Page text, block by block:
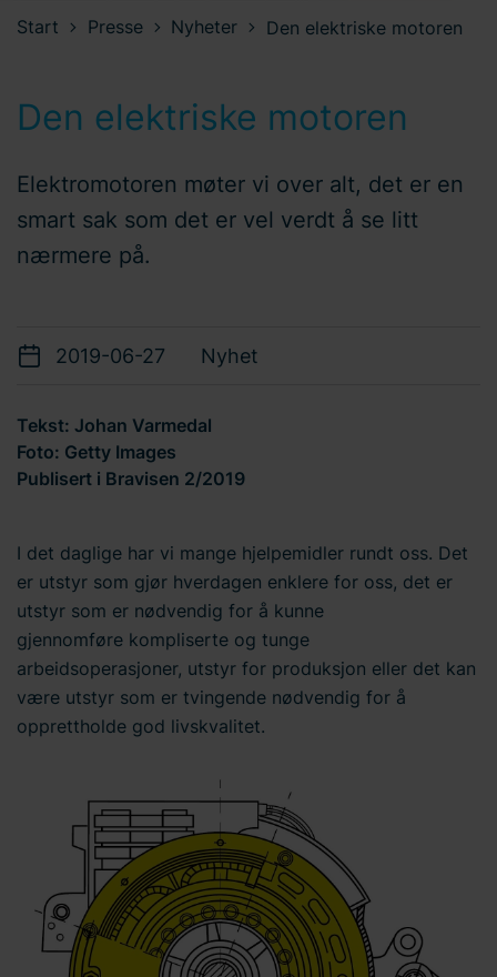
Start Presse Nyheter Den elektriske motoren
Den elektriske motoren
Elektromotoren møter vi over alt, det er en
smart sak som det er vel verdt å se litt
nærmere på.
2019-06-27 Nyhet
Tekst: Johan Varmedal
Foto: Getty Images
Publisert i Bravisen 2/2019
I det daglige har vi mange hjelpemidler rundt oss. Det
er utstyr som gjør hverdagen enklere for oss, det er
utstyr som er nødvendig for å kunne
gjennomføre kompliserte og tunge
arbeidsoperasjoner, utstyr for produksjon eller det kan
være utstyr som er tvingende nødvendig for å
opprettholde god livskvalitet.